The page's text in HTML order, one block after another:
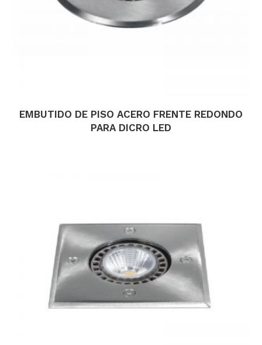
EMBUTIDO DE PISO ACERO FRENTE REDONDO
PARA DICRO LED